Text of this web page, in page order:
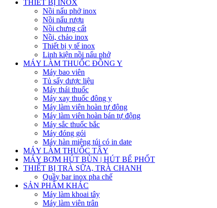
THIẾT BỊ INOX
Nồi nấu phở inox
Nồi nấu rượu
Nồi chưng cất
Nồi, chảo inox
Thiết bị y tế inox
Linh kiện nồi nấu phở
MÁY LÀM THUỐC ĐÔNG Y
Máy bao viên
Tủ sấy dược liệu
Máy thái thuốc
Máy xay thuốc đông y
Máy làm viên hoàn tự động
Máy làm viên hoàn bán tự động
Máy sắc thuốc bắc
Máy đóng gói
Máy hàn miệng túi có in date
MÁY LÀM THUỐC TÂY
MÁY BƠM HÚT BÙN | HÚT BỂ PHỐT
THIẾT BỊ TRÀ SỮA, TRÀ CHANH
Quầy bar inox pha chế
SẢN PHẨM KHÁC
Máy làm khoai tây
Máy làm viên trân